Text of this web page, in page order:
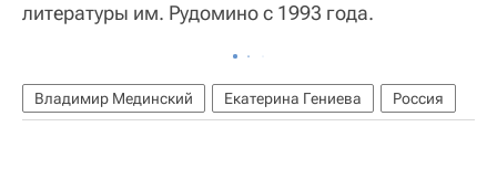
литературы им. Рудомино с 1993 года.
Владимир Мединский Екатерина Гениева Россия